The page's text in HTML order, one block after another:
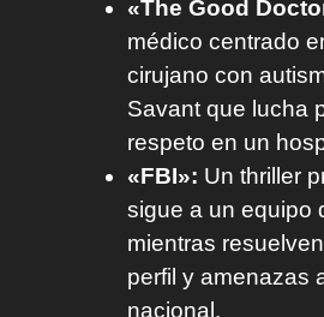
«The Good
médico centrado
cirujano con
Savant que lucha
respeto en un
«FBI»: Un thriller
sigue a un equipo
mientras
perfil y amenazas
nacional.